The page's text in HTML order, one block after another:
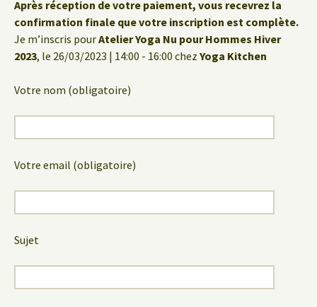
Après réception de votre paiement, vous recevrez la
confirmation finale que votre inscription est complète.
Je m’inscris pourAtelier Yoga Nu pour Hommes Hiver
2023, le 26/03/2023 | 14:00 - 16:00 chez Yoga Kitchen
Votre nom (obligatoire)
Votre email (obligatoire)
Sujet